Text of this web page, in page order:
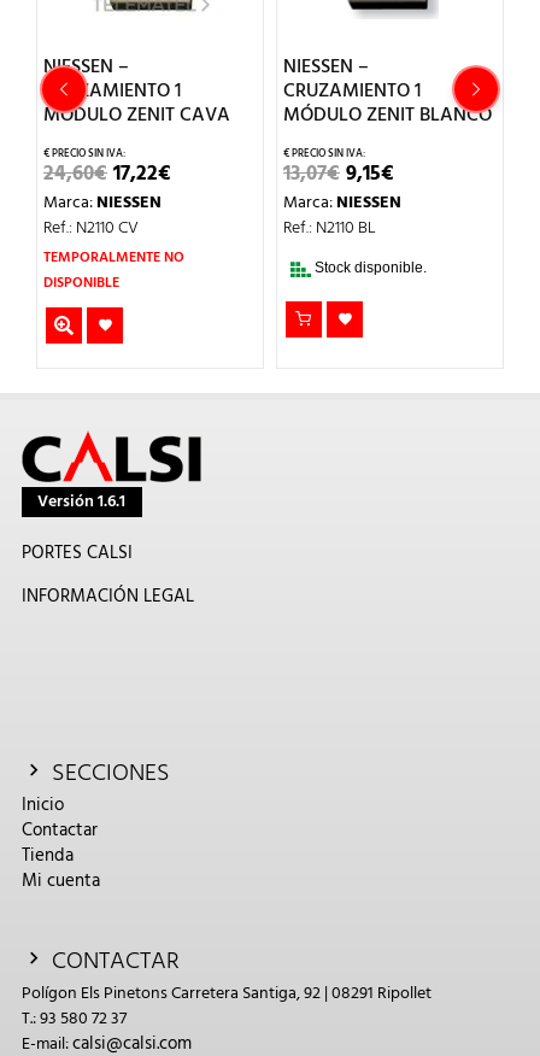
NIESSEN –
CRUZAMIENTO 1
MÓDULO ZENIT CAVA
24,60€EL
PRECIO
ORIGINAL
ERA:
24,60€.
17,22€
17,22€.
Marca:NIESSEN
Ref.: N2110 CV
TEMPORALMENTE NO
DISPONIBLE
NIESSEN –
CRUZAMIENTO 1
MÓDULO ZENIT BLANCO
13,07€EL
PRECIO
ORIGINAL
ERA:
9,15€PRECIO
ACTUAL
Marca:NIESSEN
Ref.: N2110 BL
Stock disponible.
Versión 1.6.1
PORTES CALSI
INFORMACIÓN LEGAL
SECCIONES
Inicio
Contactar
Tienda
Mi cuenta
CONTACTAR
Polígon Els Pinetons Carretera Santiga, 92 | 08291 Ripollet
T.: 93 580 72 37
E-mail:calsi@calsi.com